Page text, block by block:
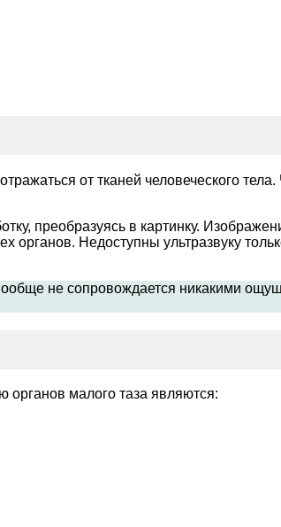
от тканей человеческого
преобразуясь в картинку.
органов. Недоступны ультразвуку
не сопровождается никакими
органов малого таза являются: